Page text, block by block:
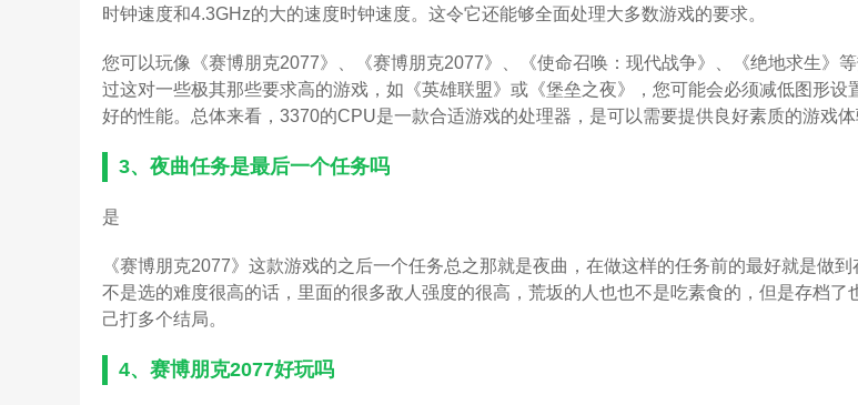
时钟速度和4.3GHz的大的速度时钟速度。这令它还能够全面处理大多数游戏的要求。
您可以玩像《赛博朋克2077》、《赛博朋克2077》、《使命召唤：现代战争》、《绝地求生》
过这对一些极其那些要求高的游戏，如《英雄联盟》或《堡垒之夜》，您可能会必须减低图形设
好的性能。总体来看，3370的CPU是一款合适游戏的处理器，是可以需要提供良好素质的游戏体
3、 夜曲任务是最后一个任务吗
是
《赛博朋克2077》这款游戏的之后一个任务总之那就是夜曲，在做这样的任务前的最好就是做
不是选的难度很高的话，里面的很多敌人强度的很高，荒坂的人也也不是吃素食的，但是存档了
己打多个结局。
4、 赛博朋克2077好玩吗